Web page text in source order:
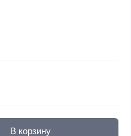
В корзину